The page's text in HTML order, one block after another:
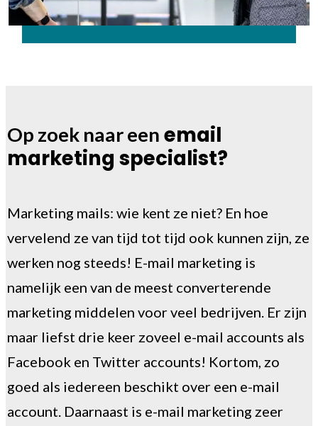
Op zoek naar een email
marketing specialist?
Marketing mails: wie kent ze niet? En hoe
vervelend ze van tijd tot tijd ook kunnen zijn, ze
werken nog steeds! E-mail marketing is
namelijk een van de meest converterende
marketing middelen voor veel bedrijven. Er zijn
maar liefst drie keer zoveel e-mail accounts als
Facebook en Twitter accounts! Kortom, zo
goed als iedereen beschikt over een e-mail
account. Daarnaast is e-mail marketing zeer